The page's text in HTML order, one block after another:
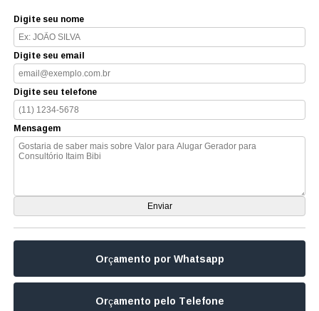
Digite seu nome
Digite seu email
Digite seu telefone
Mensagem
Orçamento por Whatsapp
Orçamento pelo Telefone